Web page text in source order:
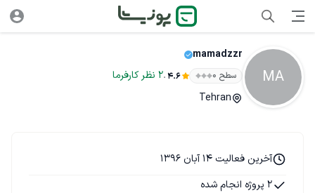
MA
mamadzzr
سطح ۰ 4.6
.
2 نظر کارفرما
Tehran
آخرین فعالیت 14 آبان 1396
2 پروژه انجام شده